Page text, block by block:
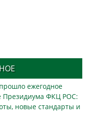
ежегодное
Президиума ФКЦ РОС:
новые стандарты и